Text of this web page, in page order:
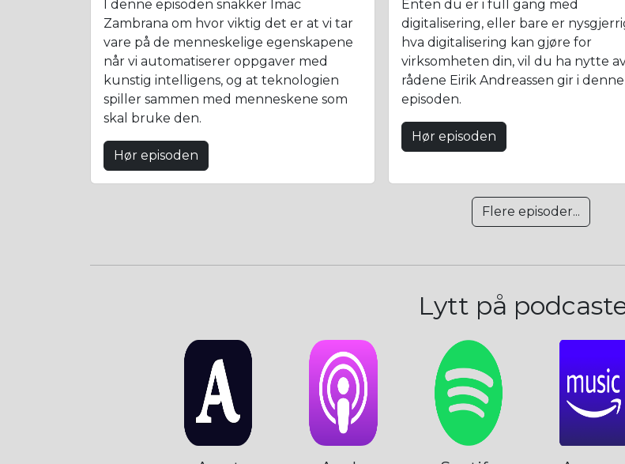
I denne episoden snakker Imac
Zambrana om hvor viktig det er at vi tar
vare på de menneskelige egenskapene
når vi automatiserer oppgaver med
kunstig intelligens, og at teknologien
spiller sammen med menneskene som
skal bruke den.
Hør episoden
Enten du er i full gang med
digitalisering, eller bare er
hva digitalisering kan gjøre for
virksomheten din, vil du ha nytte
rådene Eirik Andreassen gir i denne
episoden.
Hør episoden
Flere episoder...
Lytt på